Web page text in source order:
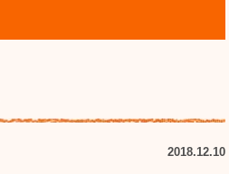
2018.12.10